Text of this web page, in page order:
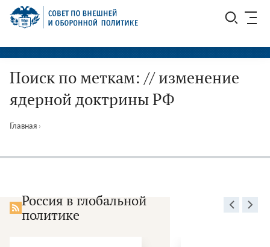
Перейти
СВОП
Поиск по меткам: // изменение
ядерной доктрины РФ
Главная ›
Россия в глобальной
политике